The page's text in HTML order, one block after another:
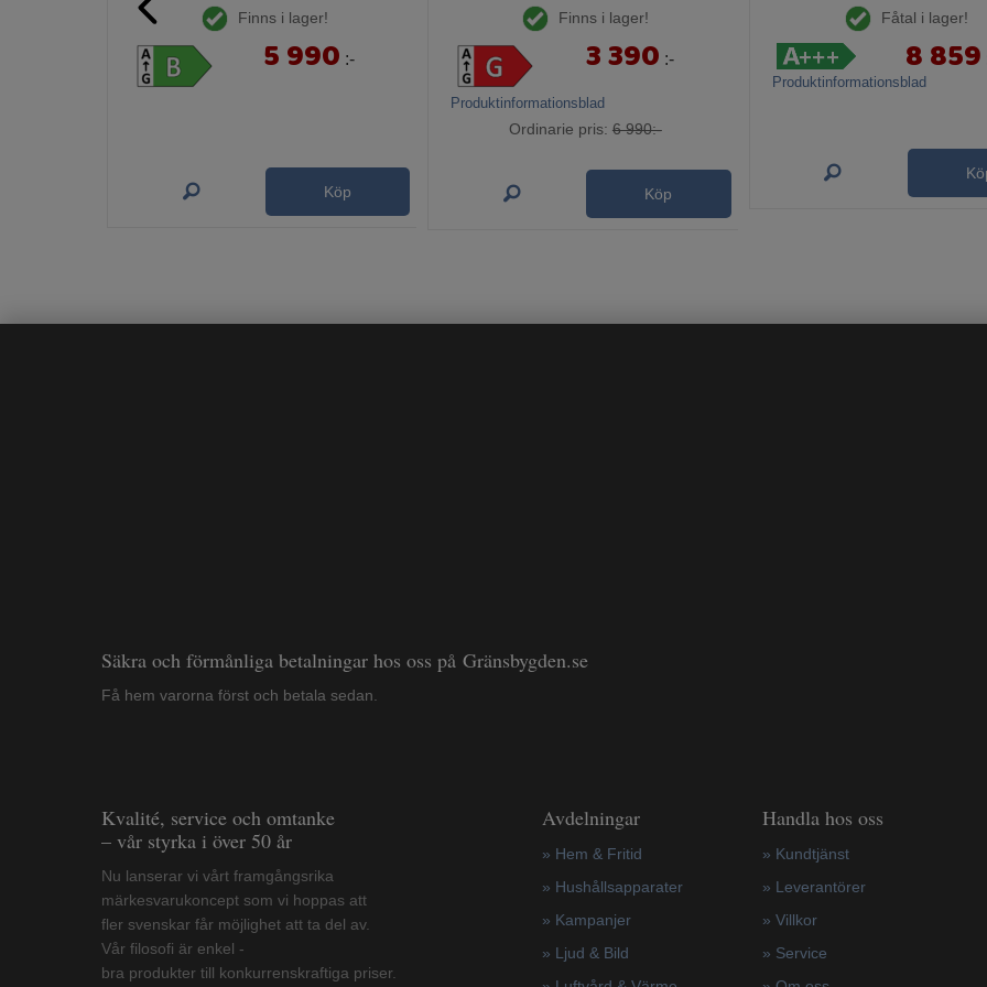
Finns i lager!
5 990 :-
Köp
Finns i lager!
Produktinformationsblad
3 390 :-
Ordinarie pris: 6 990:-
Köp
Fåtal i lager!
Produktinformationsblad8 859
Säkra och förmånliga betalningar hos oss på Gränsbygden.se
Få hem varorna först och betala sedan.
Kvalité, service och omtanke
– vår styrka i över 50 år
Nu lanserar vi vårt framgångsrika
märkesvarukoncept som vi hoppas att
fler svenskar får möjlighet att ta del av.
Vår filosofi är enkel -
bra produkter till konkurrenskraftiga priser.
Avdelningar
» Hem & Fritid
» Hushållsapparater
» Kampanjer
» Ljud & Bild
Handla hos oss
» Kundtjänst
» Leverantörer
» Villkor
» Service